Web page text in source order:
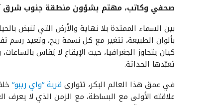
صحفي وكاتب، مهتم بشؤون منطقة جنوب شرق
بين السماء الممتدة بلا نهاية والأرض التي تنبض
بألوان الطبيعة، تتغير مع كل نسمة ريح، وتعيد
كيان يتجاوز الجغرافيا، حيث الإيقاع لا يُقاس
تعبّدها الحداثة.
في عمق هذا العالم البكر، تتوارى قرية“واي ريبو“
علاقته الأولى مع البساطة، مع الزمن الذي لا يعرف